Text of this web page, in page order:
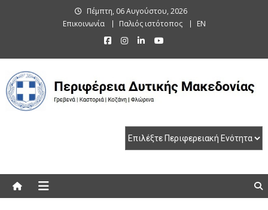
Πέμπτη, 06 Αυγούστου, 2026
Επικοινωνία
Παλιός ιστότοπος EN